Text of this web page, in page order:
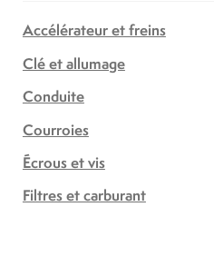
Accélérateur et freins
Clé et allumage
Conduite
Courroies
Écrous et vis
Filtres et carburant